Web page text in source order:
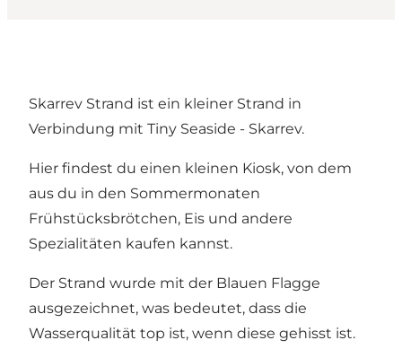
Skarrev Strand ist ein kleiner Strand in
Verbindung mit Tiny Seaside - Skarrev.
Hier findest du einen kleinen Kiosk, von dem
aus du in den Sommermonaten
Frühstücksbrötchen, Eis und andere
Spezialitäten kaufen kannst.
Der Strand wurde mit der Blauen Flagge
ausgezeichnet, was bedeutet, dass die
Wasserqualität top ist, wenn diese gehisst ist.